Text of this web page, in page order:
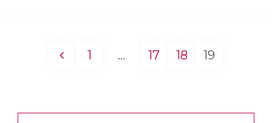
der
1 … 17 18 19